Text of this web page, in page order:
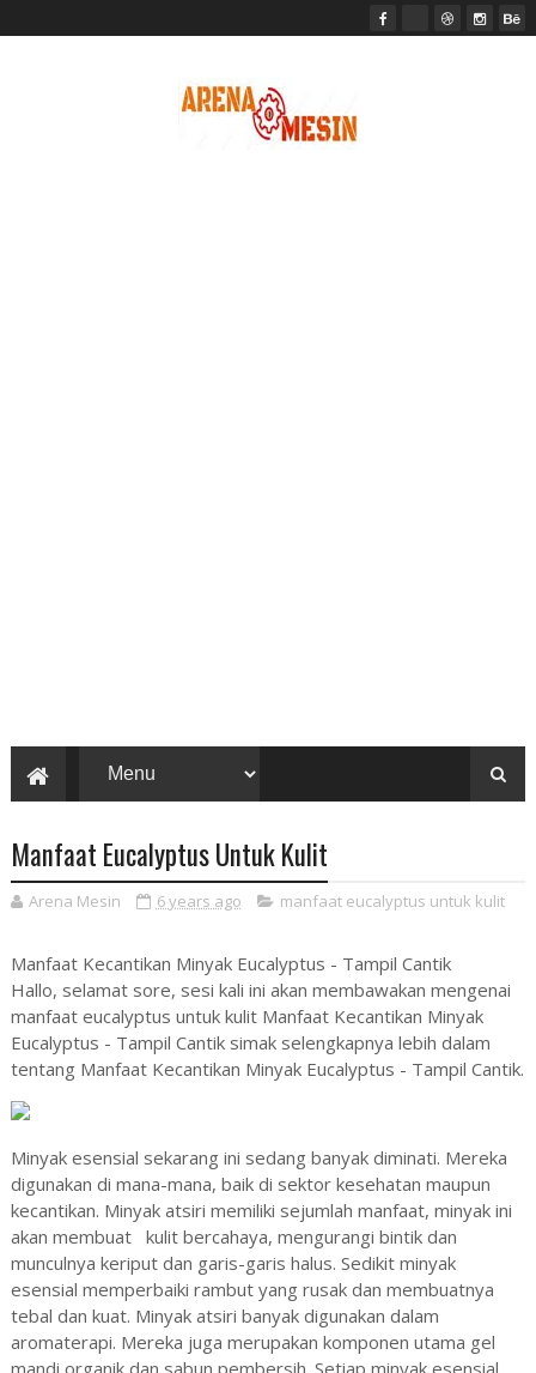
Manfaat Eucalyptus Untuk Kulit
Arena Mesin 6 years ago manfaat eucalyptus untuk kulit
Manfaat Kecantikan Minyak Eucalyptus - Tampil Cantik
Hallo, selamat sore, sesi kali ini akan membawakan mengenai
manfaat eucalyptus untuk kulit Manfaat Kecantikan Minyak
Eucalyptus - Tampil Cantik simak selengkapnya lebih dalam
tentang Manfaat Kecantikan Minyak Eucalyptus - Tampil Cantik.
Minyak esensial sekarang ini sedang banyak diminati. Mereka
digunakan di mana-mana, baik di sektor kesehatan maupun
kecantikan. Minyak atsiri memiliki sejumlah manfaat, minyak ini
akan membuat kulit bercahaya, mengurangi bintik dan
munculnya keriput dan garis-garis halus. Sedikit minyak
esensial memperbaiki rambut yang rusak dan membuatnya
tebal dan kuat. Minyak atsiri banyak digunakan dalam
aromaterapi. Mereka juga merupakan komponen utama gel
mandi organik dan sabun pembersih. Setiap minyak esensial